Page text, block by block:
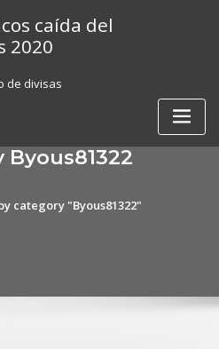
caída del
2020
de divisas
Byous81322
category "Byous81322"